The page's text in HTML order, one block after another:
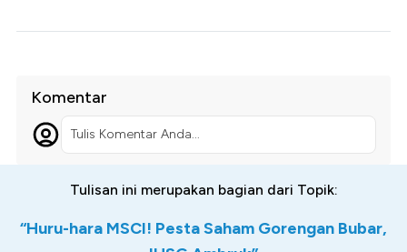
Komentar
Tulis Komentar Anda...
Tulisan ini merupakan bagian dari Topik:
“Huru-hara MSCI! Pesta Saham Gorengan Bubar,